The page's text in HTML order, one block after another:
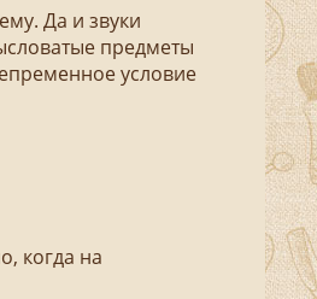
Да и звуки
предметы
условие
когда на